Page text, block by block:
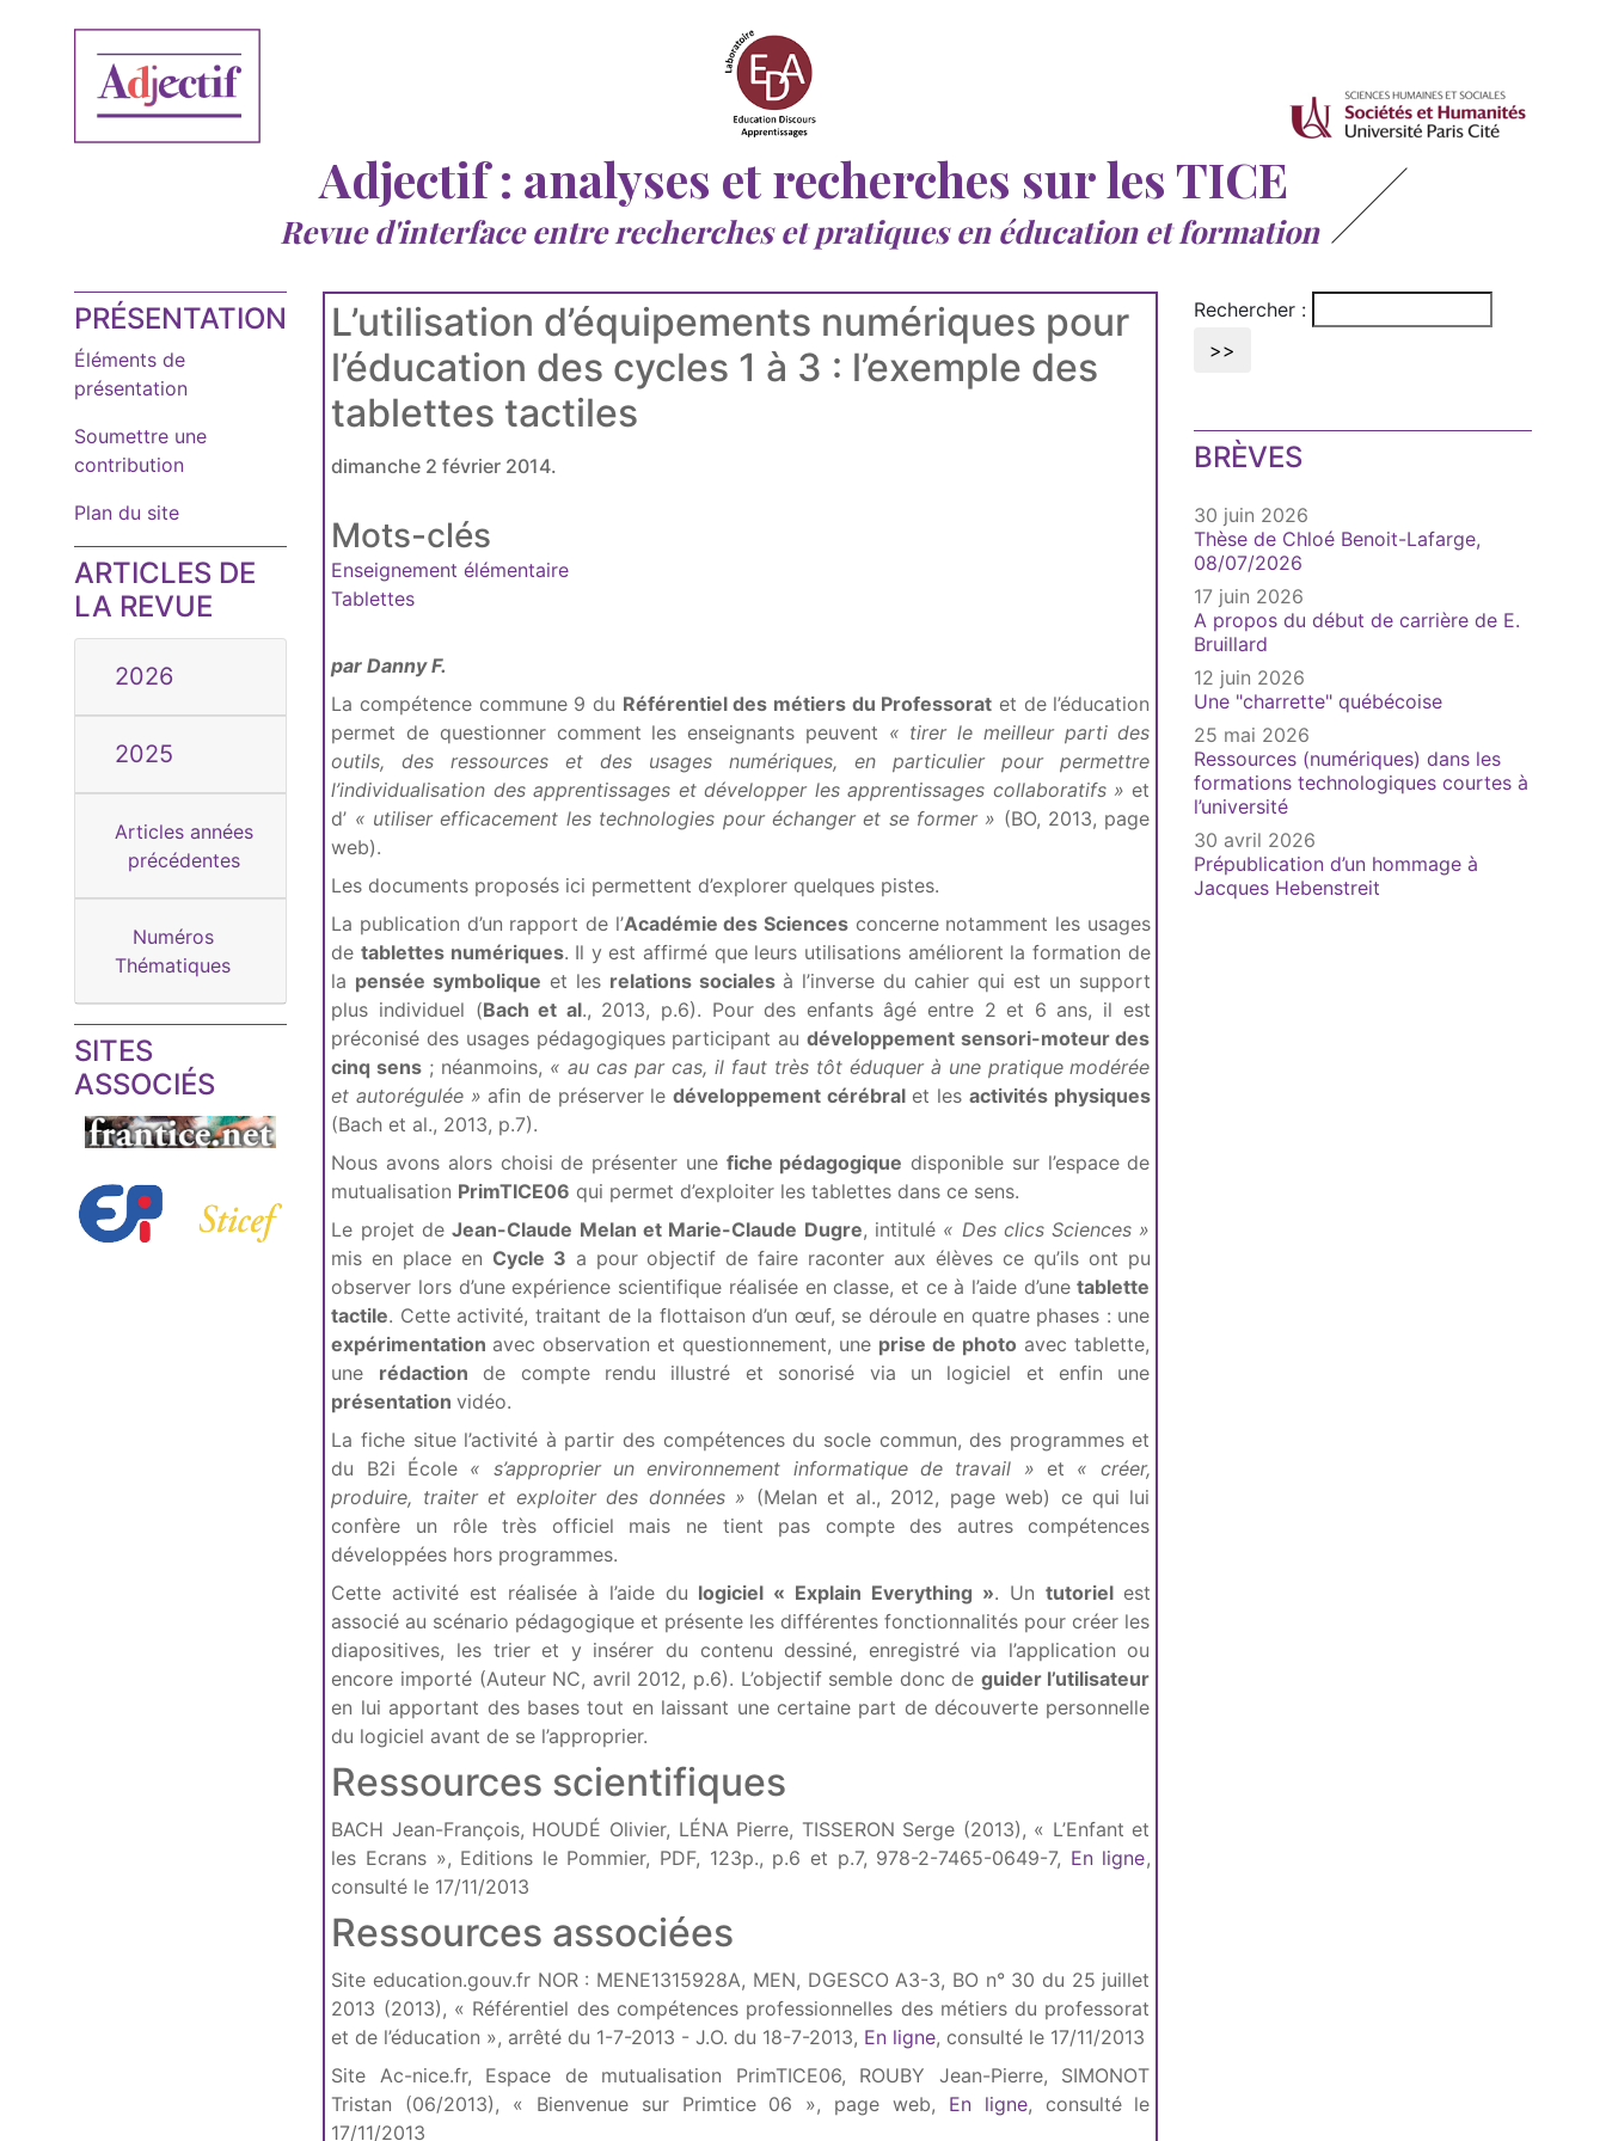
Adjectif : analyses et recherches sur les TICE
Revue d'interface entre recherches et pratiques en éducation et formation
PRÉSENTATION
Éléments de
présentation
Soumettre une
contribution
Plan du site
ARTICLES DE
LA REVUE
2026
2025
Articles années
précédentes
Numéros
Thématiques
SITES
ASSOCIÉS
L’utilisation d’équipements numériques pour
l’éducation des cycles 1 à 3 : l’exemple des
tablettes tactiles
dimanche 2 février 2014.
Mots-clés
Enseignement élémentaire
Tablettes
par Danny F.
La compétence commune 9 du Référentiel des métiers du Professorat et de l’éducation
permet de questionner comment les enseignants peuvent « tirer le meilleur parti des
outils, des ressources et des usages numériques, en particulier pour permettre
l’individualisation des apprentissages et développer les apprentissages collaboratifs » et
d’ « utiliser efficacement les technologies pour échanger et se former » (BO, 2013, page
web).
Les documents proposés ici permettent d’explorer quelques pistes.
La publication d’un rapport de l’Académie des Sciencesconcerne notamment les usages
de tablettes numériques. Il y est affirmé que leurs utilisations améliorent la formation de
la pensée symbolique et les relations socialesà l’inverse du cahier qui est un support
plus individuel (Bach et al., 2013, p.6). Pour des enfants âgé entre 2 et 6 ans, il est
préconisé des usages pédagogiques participant au développement sensori-moteur des
cinq sens ; néanmoins, « au cas par cas, il faut très tôt éduquer à une pratique modérée
et autorégulée » afin de préserver ledéveloppement cérébralet les activités physiques
(Bach et al., 2013, p.7).
Nous avons alors choisi de présenter une fiche pédagogique disponible sur l’espace de
mutualisation PrimTICE06 qui permet d’exploiter les tablettes dans ce sens.
Le projet deJean-Claude Melan et Marie-Claude Dugre, intitulé « Des clics Sciences »
mis en place en Cycle 3 a pour objectif de faire raconter aux élèves ce qu’ils ont pu
observer lors d’une expérience scientifique réalisée en classe, et ce à l’aide d’unetablette
tactile. Cette activité, traitant de la flottaison d’un œuf, se déroule en quatre phases : une
expérimentation avec observation et questionnement, une prise de photo avec tablette,
une rédaction de compte rendu illustré et sonorisé via un logiciel et enfin une
présentationvidéo.
La fiche situe l’activité à partir des compétences du socle commun, des programmes et
du B2i École « s’approprier un environnement informatique de travail » et « créer,
produire, traiter et exploiter des données » (Melan et al., 2012, page web) ce qui lui
confère un rôle très officiel mais ne tient pas compte des autres compétences
développées hors programmes.
Cette activité est réalisée à l’aide du logiciel « Explain Everything ». Un tutoriel est
associé au scénario pédagogique et présente les différentes fonctionnalités pour créer les
diapositives, les trier et y insérer du contenu dessiné, enregistré via l’application ou
encore importé (Auteur NC, avril 2012, p.6). L’objectif semble donc de guider l’utilisateur
en lui apportant des bases tout en laissant une certaine part de découverte personnelle
du logiciel avant de se l’approprier.
Ressources scientifiques
BACH Jean-François, HOUDÉ Olivier, LÉNA Pierre, TISSERON Serge (2013), « L’Enfant et
les Ecrans », Editions le Pommier, PDF, 123p., p.6 et p.7, 978-2-7465-0649-7, En ligne,
consulté le 17/11/2013
Ressources associées
Site education.gouv.fr NOR : MENE1315928A, MEN, DGESCO A3-3, BO n° 30 du 25 juillet
2013 (2013), « Référentiel des compétences professionnelles des métiers du professorat
et de l’éducation », arrêté du 1-7-2013 - J.O. du 18-7-2013, En ligne, consulté le 17/11/2013
Site Ac-nice.fr, Espace de mutualisation PrimTICE06, ROUBY Jean-Pierre, SIMONOT
Tristan (06/2013), « Bienvenue sur Primtice 06 », page web, En ligne, consulté le
17/11/2013
Rechercher :
BRÈVES
30 juin 2026
Thèse de Chloé Benoit-Lafarge,
08/07/2026
17 juin 2026
A propos du début de carrière de E.
Bruillard
12 juin 2026
Une "charrette" québécoise
25 mai 2026
Ressources (numériques) dans les
formations technologiques courtes à
l’université
30 avril 2026
Prépublication d’un hommage à
Jacques Hebenstreit